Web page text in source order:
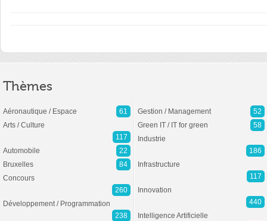
Thèmes
Aéronautique / Espace
61
Arts / Culture
117
Automobile
22
Bruxelles
84
Concours
260
Développement / Programmation
238
Gestion / Management
52
Green IT / IT for green
58
Industrie
186
Infrastructure
117
Innovation
440
Intelligence Artificielle